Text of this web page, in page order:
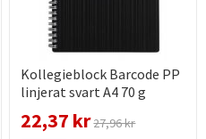
Kollegieblock Barcode PP
linjerat svart A4 70 g
22,37 kr27,96 kr